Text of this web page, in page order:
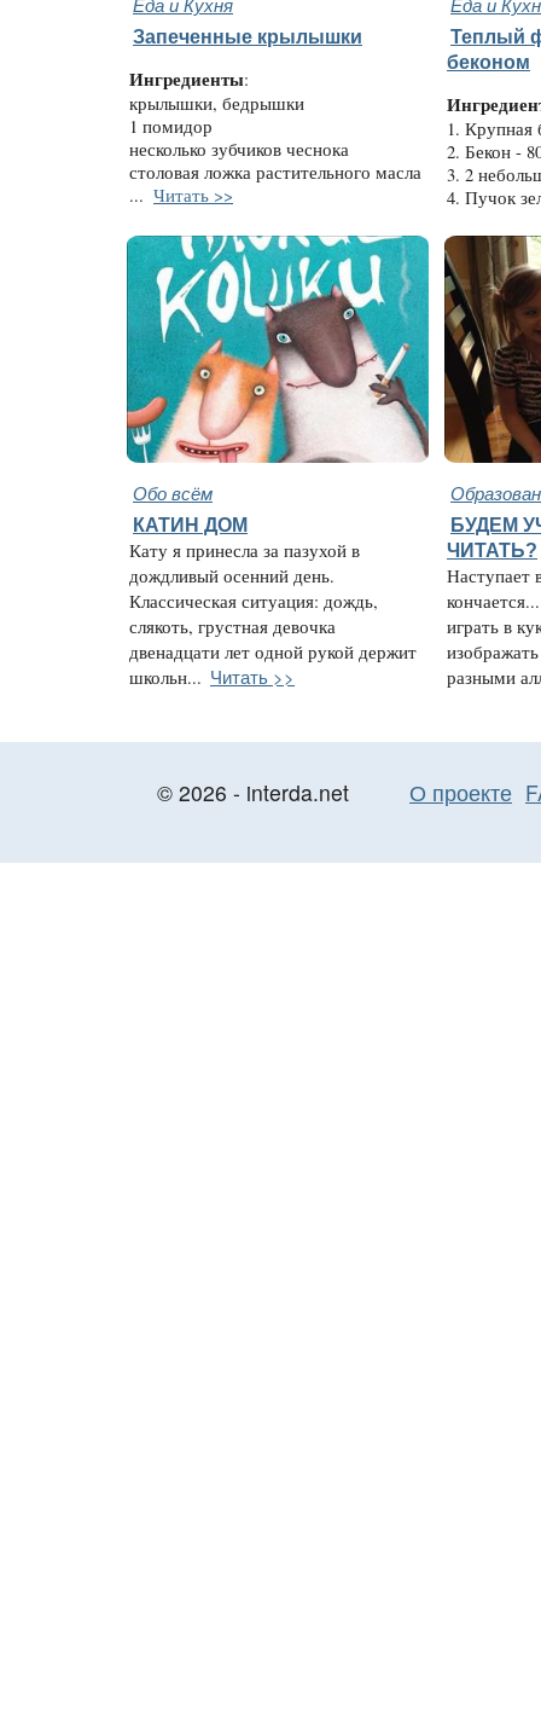
Запеченные крылышки
Ингредиенты:
крылышки, бедрышки
1 помидор
несколько зубчиков чеснока
столовая ложка растительного масла
... Читать >>
Теплый
беконом
1. Крупная
2. Бекон -
3. 2
4. Пучок
Обо всём
КАТИН ДОМ
Кату я принесла за пазухой в
дождливый осенний день.
Классическая ситуация: дождь,
слякоть, грустная девочка
двенадцати лет одной рукой держит
школьн... Читать >>
БУДЕМ
ЧИТАТЬ?
Наступает
играть в
разными
© 2026 - interda.net О проекте